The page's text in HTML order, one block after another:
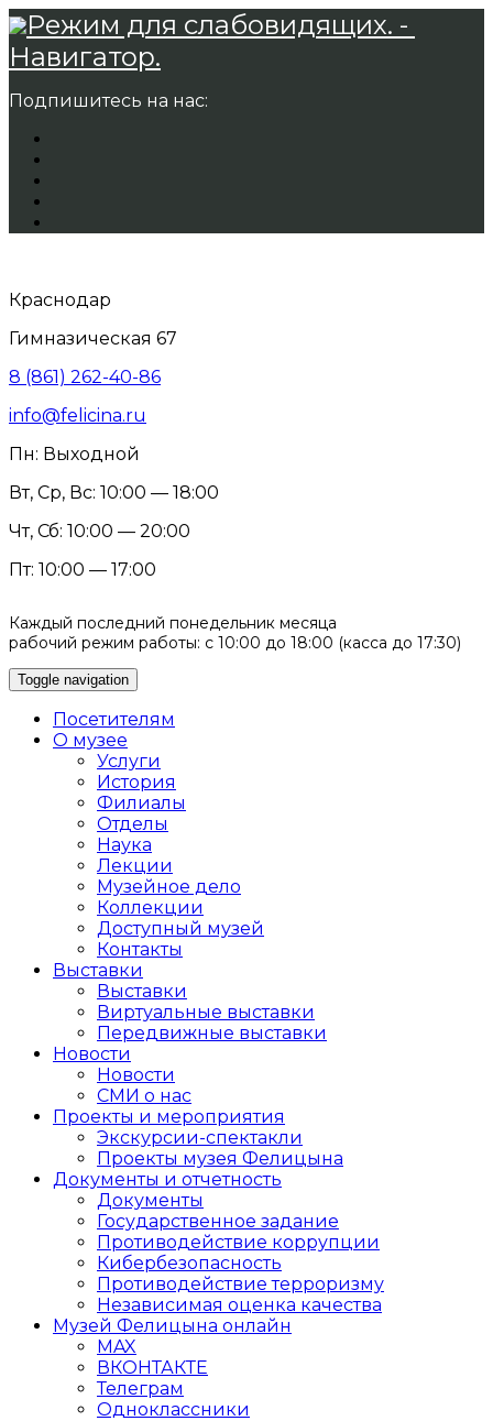
Режим для слабовидящих. -
Навигатор.
Подпишитесь на нас:
Краснодар
Гимназическая 67
8 (861) 262-40-86
info@felicina.ru
Пн: Выходной
Вт, Ср, Вс: 10:00 — 18:00
Чт, Сб: 10:00 — 20:00
Пт: 10:00 — 17:00
Каждый последний понедельник месяца
рабочий режим работы: с 10:00 до 18:00 (касса до 17:30)
Toggle navigation
Посетителям
О музее
Услуги
История
Филиалы
Отделы
Наука
Лекции
Музейное дело
Коллекции
Доступный музей
Контакты
Выставки
Выставки
Виртуальные выставки
Передвижные выставки
Новости
Новости
СМИ о нас
Проекты и мероприятия
Экскурсии-спектакли
Проекты музея Фелицына
Документы и отчетность
Документы
Государственное задание
Противодействие коррупции
Кибер­безопасность
Противодействие терроризму
Независимая оценка качества
Музей Фелицына онлайн
MAX
ВКОНТАКТЕ
Телеграм
Одноклассники